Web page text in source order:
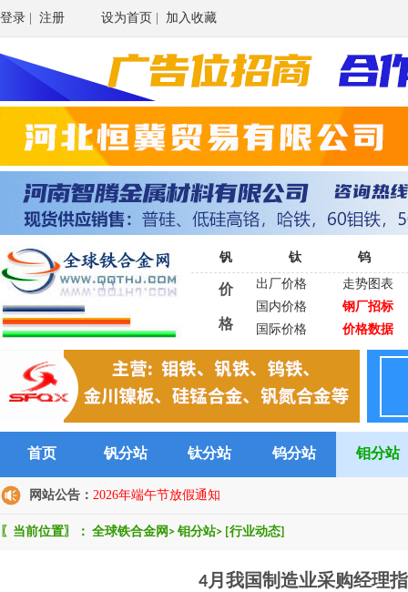
登录 注册 设为首页 加入收藏
钒 钛 钨
价
格
出厂价格
走势图表
国内价格
钢厂招标
国际价格
价格数据
首页 钒分站 钛分站 钨分站 钼分站
网站公告： 2026年端午节放假通知
〖当前位置〗： 全球铁合金网 > 钼分站> [行业动态]
4月我国制造业采购经理